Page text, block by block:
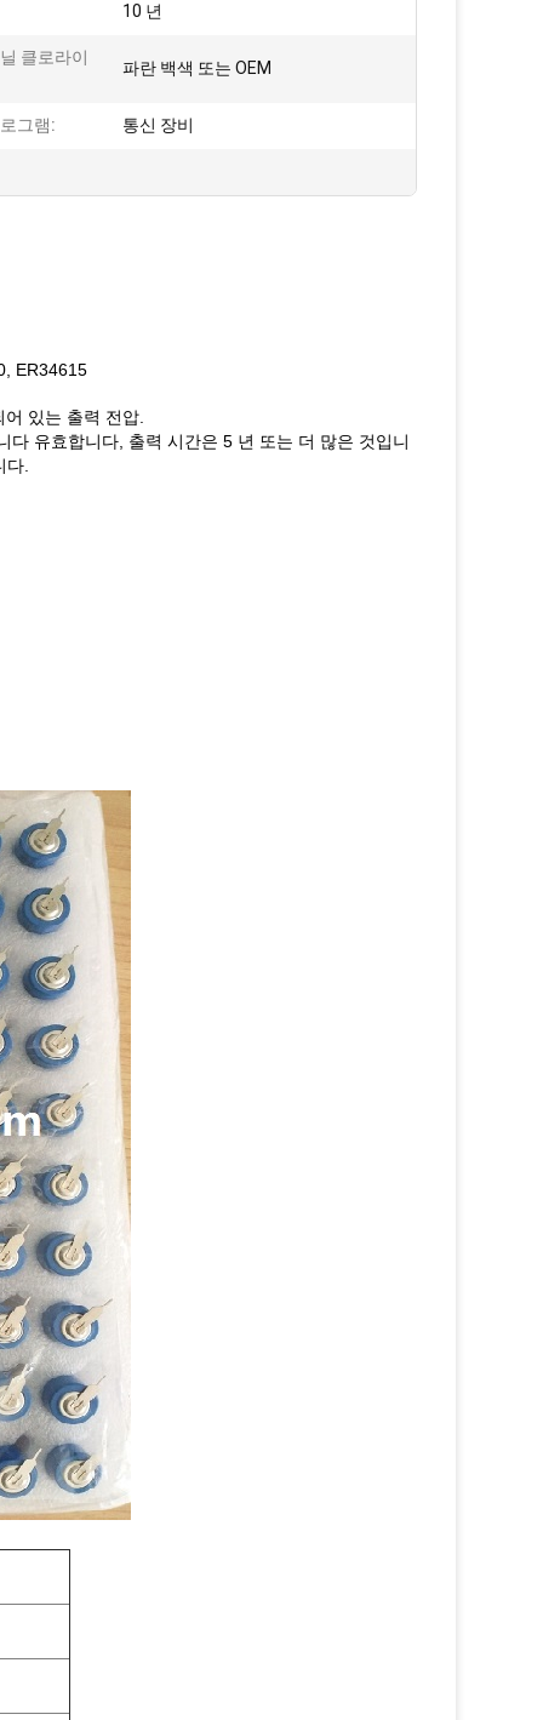
10 년
클로라이
파란 백색 또는 OEM
그램: 통신 장비
ER34615
있는 출력 전압.
유효합니다, 출력 시간은 5 년 또는 더 많은 것입니
.